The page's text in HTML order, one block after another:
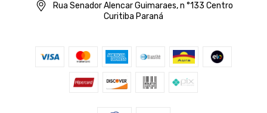
Rua Senador Alencar Guimaraes, n °133 Centro
Curitiba Paraná